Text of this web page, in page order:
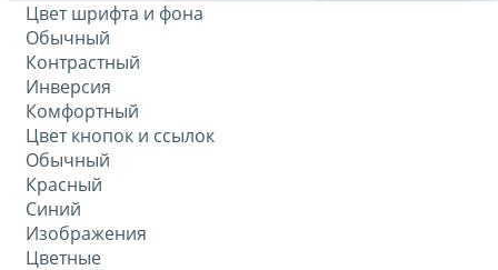
Цвет шрифта и фона
Обычный
Контрастный
Инверсия
Комфортный
Цвет кнопок и ссылок
Обычный
Красный
Синий
Изображения
Цветные